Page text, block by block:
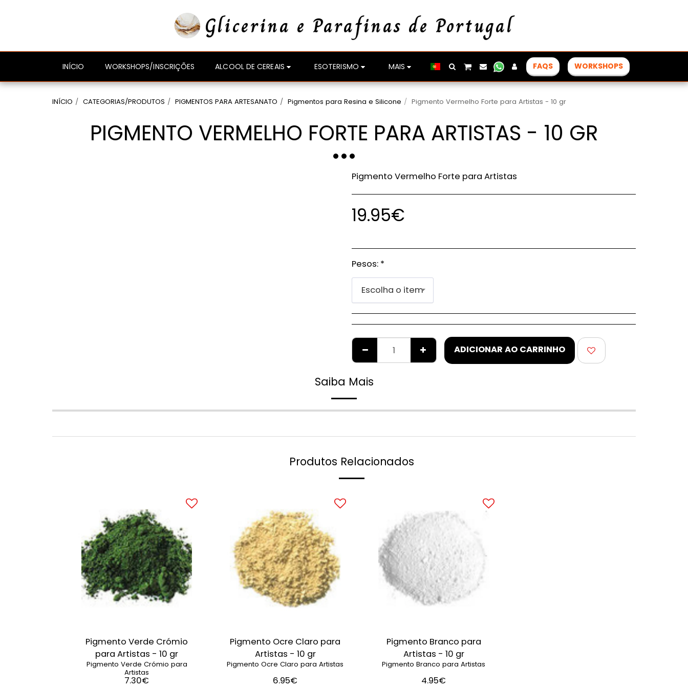
Glicerina e Parafinas de Portugal
INÍCIO WORKSHOPS/INSCRIÇÕES ALCOOL DE CEREAIS ESOTERISMO MAIS FAQS WORKSHOPS
INÍCIO CATEGORIAS/PRODUTOS PIGMENTOS PARA ARTESANATO Pigmentos para Resina e Silicone Pigmento Vermelho Forte para Artistas - 10 gr
PIGMENTO VERMELHO FORTE PARA ARTISTAS - 10 GR
Pigmento Vermelho Forte para Artistas
19.95€
Pesos: *
Escolha o item
ADICIONAR AO CARRINHO
Saiba Mais
Produtos Relacionados
Pigmento Verde Crómio
para Artistas - 10 gr
Pigmento Verde Crómio para
Artistas
7.30€
Pigmento Ocre Claro para
Artistas - 10 gr
Pigmento Ocre Claro para Artistas
6.95€
Pigmento Branco para
Artistas - 10 gr
Pigmento Branco para Artistas
4.95€